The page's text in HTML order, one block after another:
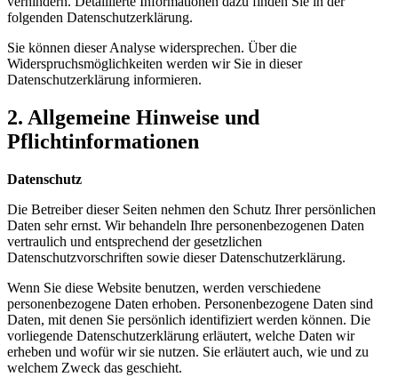
folgenden Datenschutzerklärung.
Sie können dieser Analyse widersprechen. Über die
Widerspruchsmöglichkeiten werden wir Sie in dieser
Datenschutzerklärung informieren.
2. Allgemeine Hinweise und
Pflichtinformationen
Datenschutz
Die Betreiber dieser Seiten nehmen den Schutz Ihrer persönlichen
Daten sehr ernst. Wir behandeln Ihre personenbezogenen Daten
vertraulich und entsprechend der gesetzlichen
Datenschutzvorschriften sowie dieser Datenschutzerklärung.
Wenn Sie diese Website benutzen, werden verschiedene
personenbezogene Daten erhoben. Personenbezogene Daten sind
Daten, mit denen Sie persönlich identifiziert werden können. Die
vorliegende Datenschutzerklärung erläutert, welche Daten wir
erheben und wofür wir sie nutzen. Sie erläutert auch, wie und zu
welchem Zweck das geschieht.